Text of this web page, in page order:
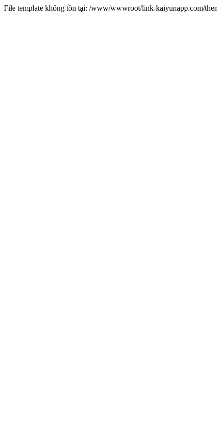
File template không tồn tại: /www/wwwroot/link-kaiyunapp.com/